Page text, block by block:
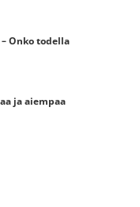
– Onko todella
ja aiempaa